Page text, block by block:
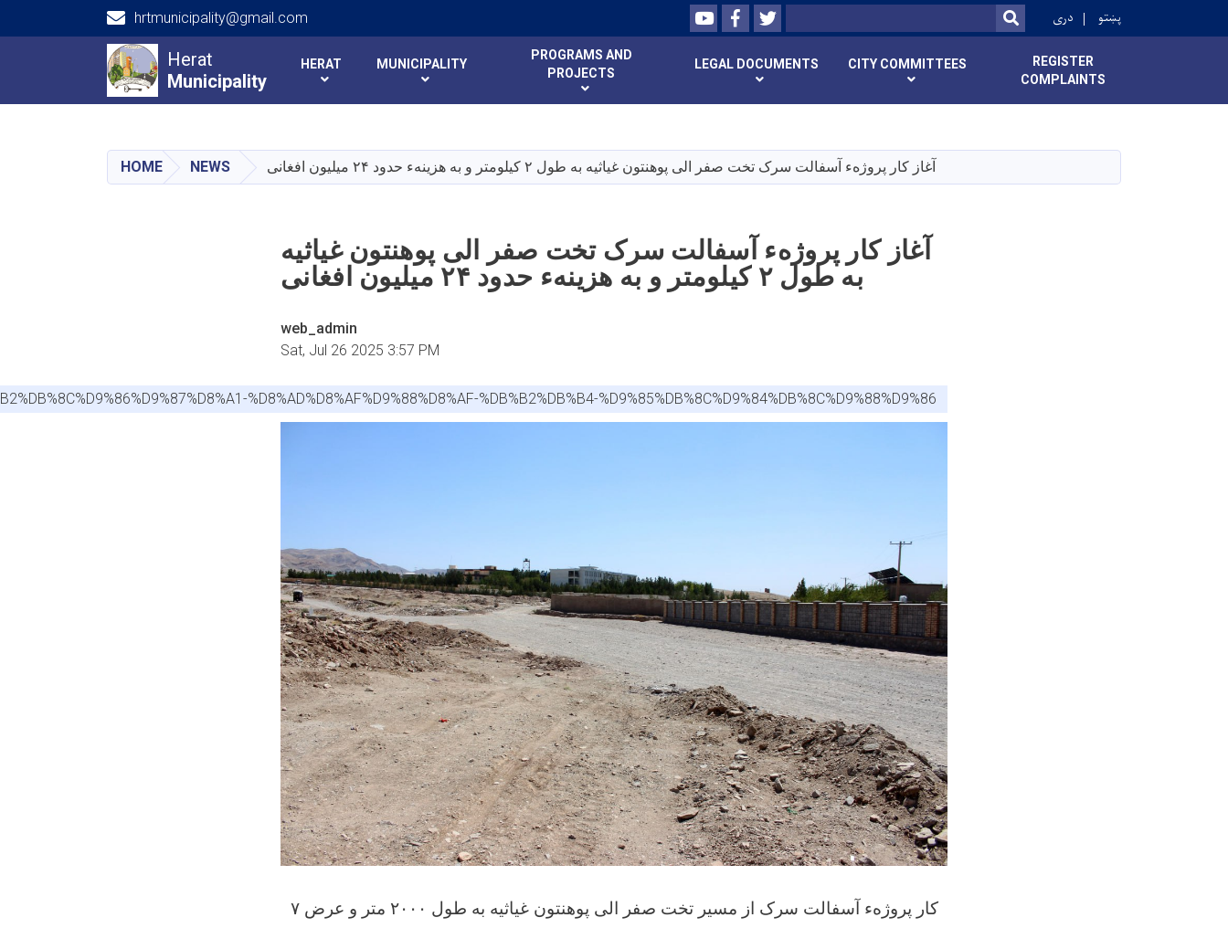
main
content
Herat
Municipality
hrtmunicipality@gmail.com YoutubeFacebookTwitter
Search SEARCH
دری پښتو
Main navigation
Municipality
HERAT MUNICIPALITY
PROGRAMS AND
PROJECTS
LEGAL DOCUMENTS CITY COMMITTEES
REGISTER
COMPLAINTS
HOME NEWS آغاز کار پروژهء آسفالت سرک تخت صفر الی پوهنتون غیاثیه به طول ۲ کیلومتر و به هزینهء حدود ۲۴ میلیون افغانی
آغاز کار پروژهء آسفالت سرک تخت صفر الی پوهنتون غیاثیه
به طول ۲ کیلومتر و به هزینهء حدود ۲۴ میلیون افغانی
web_admin
Sat, Jul 26 2025 3:57 PM
%D8%AD%D8%AF%D9%88%D8%AF-%DB%B2%DB%B4-%D9%85%DB%8C%D9%84%DB%8C%D9%88%D9%86
کار پروژهء آسفالت سرک از مسیر تخت صفر الی پوهنتون غیاثیه به طول ۲۰۰۰ متر و عرض ۷